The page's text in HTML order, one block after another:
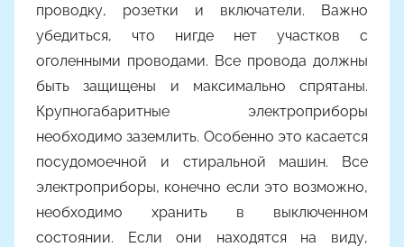
проводку, розетки и включатели. Важно
убедиться, что нигде нет участков с
оголенными проводами. Все провода должны
быть защищены и максимально спрятаны.
Крупногабаритные электроприборы
необходимо заземлить. Особенно это касается
посудомоечной и стиральной машин. Все
электроприборы, конечно если это возможно,
необходимо хранить в выключенном
состоянии. Если они находятся на виду,